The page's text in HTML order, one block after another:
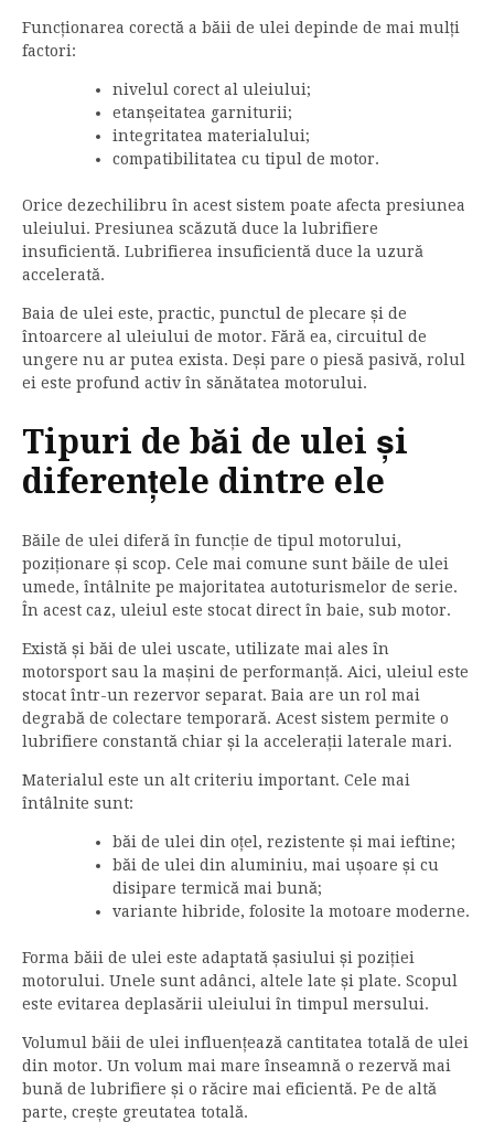
Funcționarea corectă a băii de ulei depinde de mai mulți
factori:
nivelul corect al uleiului;
etanșeitatea garniturii;
integritatea materialului;
compatibilitatea cu tipul de motor.
Orice dezechilibru în acest sistem poate afecta presiunea
uleiului. Presiunea scăzută duce la lubrifiere
insuficientă. Lubrifierea insuficientă duce la uzură
accelerată.
Baia de ulei este, practic, punctul de plecare și de
întoarcere al uleiului de motor. Fără ea, circuitul de
ungere nu ar putea exista. Deși pare o piesă pasivă, rolul
ei este profund activ în sănătatea motorului.
Tipuri de băi de ulei și
diferențele dintre ele
Băile de ulei diferă în funcție de tipul motorului,
poziționare și scop. Cele mai comune sunt băile de ulei
umede, întâlnite pe majoritatea autoturismelor de serie.
În acest caz, uleiul este stocat direct în baie, sub motor.
Există și băi de ulei uscate, utilizate mai ales în
motorsport sau la mașini de performanță. Aici, uleiul este
stocat într-un rezervor separat. Baia are un rol mai
degrabă de colectare temporară. Acest sistem permite o
lubrifiere constantă chiar și la accelerații laterale mari.
Materialul este un alt criteriu important. Cele mai
întâlnite sunt:
băi de ulei din oțel, rezistente și mai ieftine;
băi de ulei din aluminiu, mai ușoare și cu
disipare termică mai bună;
variante hibride, folosite la motoare moderne.
Forma băii de ulei este adaptată șasiului și poziției
motorului. Unele sunt adânci, altele late și plate. Scopul
este evitarea deplasării uleiului în timpul mersului.
Volumul băii de ulei influențează cantitatea totală de ulei
din motor. Un volum mai mare înseamnă o rezervă mai
bună de lubrifiere și o răcire mai eficientă. Pe de altă
parte, crește greutatea totală.